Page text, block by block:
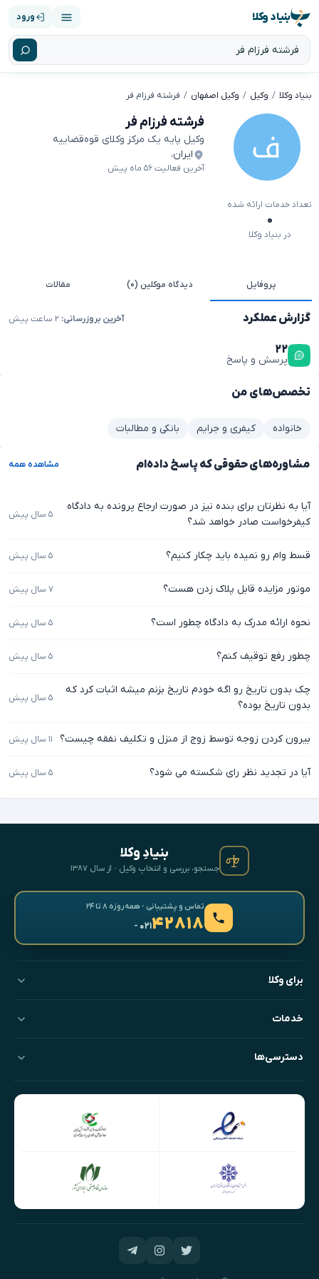
بنیاد وکلا ورود
بنیاد وکلا وکیل وکیل اصفهان فرشته فرزام فر
فرشته فرزام فر
وکیل پایه یک مرکز وکلای قوه‌قضاییه
ایران،
آخرین فعالیت ۵۶ ماه پیش
تعداد خدمات ارائه شده
۰
در بنیاد وکلا
پروفایل دیدگاه موکلین (۰) مقالات
گزارش عملکرد آخرین بروزرسانی:
۲۲
پرسش و پاسخ
تخصص‌های من
خانواده کیفری و جرایم بانکی و مطالبات
مشاوره‌های حقوقی که پاسخ داده‌ام مشاهده همه
آیا به نظرتان برای بنده نیز در صورت ارجاع پرونده به دادگاه
کیفرخواست صادر خواهد شد؟
۵ سال پیش
قسط وام رو نمیده باید چکار کنیم؟ ۵ سال پیش
موتور مزایده قابل پلاک زدن هست؟ ۷ سال پیش
نحوه ارائه مدرک به دادگاه چطور است؟ ۵ سال پیش
چطور رفع توقیف کنم؟ ۵ سال پیش
چک بدون تاریخ رو اگه خودم تاریخ بزنم میشه اثبات کرد که
بدون تاریخ بوده؟
۵ سال پیش
بیرون کردن زوجه توسط زوج از منزل و تکلیف نفقه چیست؟ ۱۱ سال پیش
آیا در تجدید نظر رای شکسته می شود؟ ۵ سال پیش
بنیادِ وکلا
جستجو، بررسی و انتخابِ وکیل · از سال ۱۳۸۷
تماس و پشتیبانی · همه‌روزه ۸ تا ۲۴
۴۲۸۱۸- ۰۲۱
برای وکلا
خدمات
دسترسی‌ها